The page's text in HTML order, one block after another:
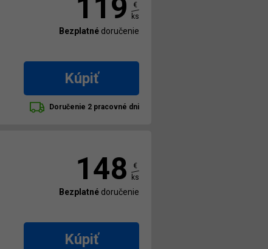
119
€
ks
Bezplatné doručenie
Kúpiť
Doručenie 2 pracovné dni
148
€
ks
Bezplatné doručenie
Kúpiť